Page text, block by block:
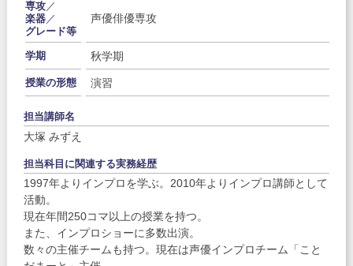
専攻／
楽器／
グレード等
声優俳優専攻
学期 秋学期
授業の形態 演習
担当講師名
大塚 みずえ
担当科目に関連する実務経歴
1997年よりインプロを学ぶ。2010年よりインプロ講師として
活動。
現在年間250コマ以上の授業を持つ。
また、インプロショーに多数出演。
数々の主催チームも持つ。現在は声優インプロチーム「こと